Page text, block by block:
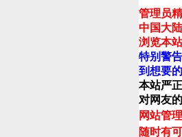
管理员
中国大
浏览本
特别警
到想要
本站严
对网友
网站管
随时有